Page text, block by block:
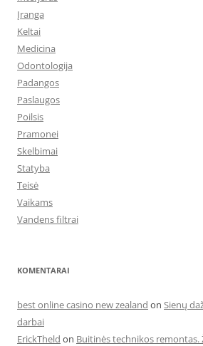
Įranga
Keltai
Medicina
Odontologija
Padangos
Paslaugos
Poilsis
Pramonei
Skelbimai
Statyba
Teisė
Vaikams
Vandens filtrai
KOMENTARAI
best online casino new zealand on Sienų
darbai
ErickTheld on Buitinės technikos remontas.